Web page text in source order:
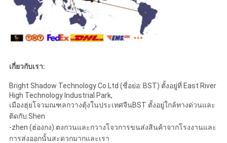
เกี่ยวกับเรา:
Bright Shadow Technology Co.Ltd (ชื่อย่อ: BST) ตั้งอยู่ที่ East River
High Technology Industrial Park,
เมืองฮุ่ยโจวมณฑลกวางตุ้งในประเทศจีนBST ตั้งอยู่ใกล้ทางด่วนและ
ติดกับ Shen
-zhen (ฮ่องกง) ตงกวนและกวางโจวการขนส่งสินค้าจากโรงงานและ
การส่งออกนั้นสะดวกมากและเรา